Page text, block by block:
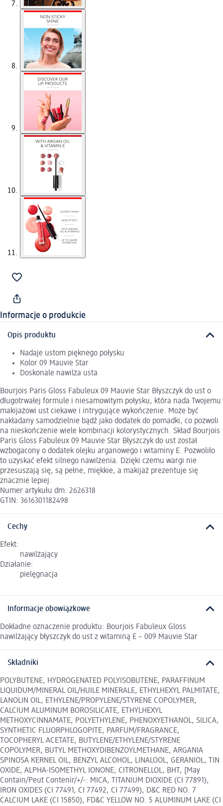
Informacje o produkcie
Opis produktu
Nadaje ustom pięknego połysku
Kolor 09 Mauvie Star
Doskonale nawilża usta
Bourjois Paris Gloss Fabuleux 09 Mauvie Star Błyszczyk do ust o
długotrwałej formule i niesamowitym połysku, która nada Twojemu
makijażowi ust ciekawe i intrygujące wykończenie. Może być
nakładany samodzielnie bądź jako dodatek do pomadki, co pozwoli
na nieskończenie wiele kombinacji kolorystycznych. Skład Bourjois
Paris Gloss Fabuleux 09 Mauvie Star Błyszczyk do ust został
wzbogacony o dodatek olejku arganowego i witaminy E. Pozwoliło
to uzyskać efekt silnego nawilżenia. Dzięki czemu wargi nie
przesuszają się, są pełne, miękkie, a makijaż prezentuje się
znacznie lepiej.
Numer artykułu dm: 2626318
GTIN: 3616301182498
Cechy
Efekt:
nawilżający
Działanie:
pielęgnacja
Informacje obowiązkowe
Dokładne oznaczenie produktu: Bourjois Fabuleux Gloss
nawilżający błyszczyk do ust z witaminą E – 009 Mauvie Star
Składniki
POLYBUTENE, HYDROGENATED POLYISOBUTENE, PARAFFINUM
LIQUIDUM/MINERAL OIL/HUILE MINERALE, ETHYLHEXYL PALMITATE,
LANOLIN OIL, ETHYLENE/PROPYLENE/STYRENE COPOLYMER,
CALCIUM ALUMINUM BOROSILICATE, ETHYLHEXYL
METHOXYCINNAMATE, POLYETHYLENE, PHENOXYETHANOL, SILICA,
SYNTHETIC FLUORPHLOGOPITE, PARFUM/FRAGRANCE,
TOCOPHERYL ACETATE, BUTYLENE/ETHYLENE/STYRENE
COPOLYMER, BUTYL METHOXYDIBENZOYLMETHANE, ARGANIA
SPINOSA KERNEL OIL, BENZYL ALCOHOL, LINALOOL, GERANIOL, TIN
OXIDE, ALPHA-ISOMETHYL IONONE, CITRONELLOL, BHT, [May
Contain/Peut Contenir/+/-: MICA, TITANIUM DIOXIDE (CI 77891),
IRON OXIDES (CI 77491, CI 77492, CI 77499), D&C RED NO. 7
CALCIUM LAKE (CI 15850), FD&C YELLOW NO. 5 ALUMINUM LAKE (CI